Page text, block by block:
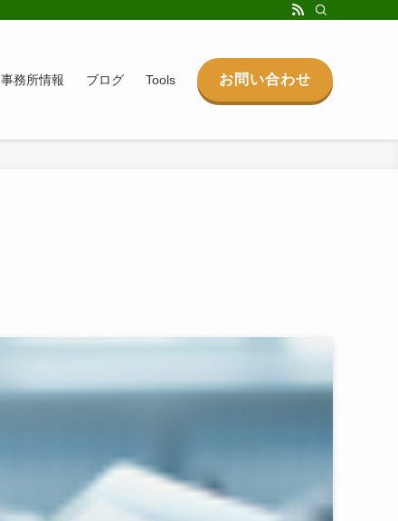
事務所情報 ブログ Tools お問い合わせ